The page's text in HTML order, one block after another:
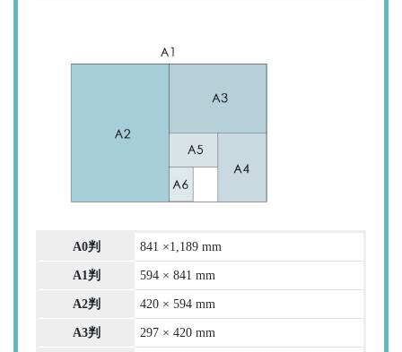
A0判
841 ×1,189 mm
A1判
594 × 841 mm
A2判
420 × 594 mm
A3判
297 × 420 mm